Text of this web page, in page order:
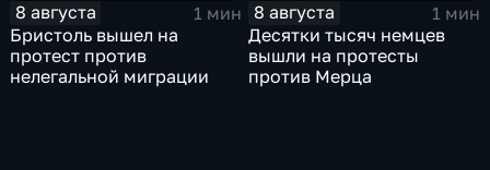
8 августа
1 мин
Бристоль вышел на
протест против
нелегальной миграции
8 августа
1 мин
Десятки тысяч немцев
вышли на протесты
против Мерца